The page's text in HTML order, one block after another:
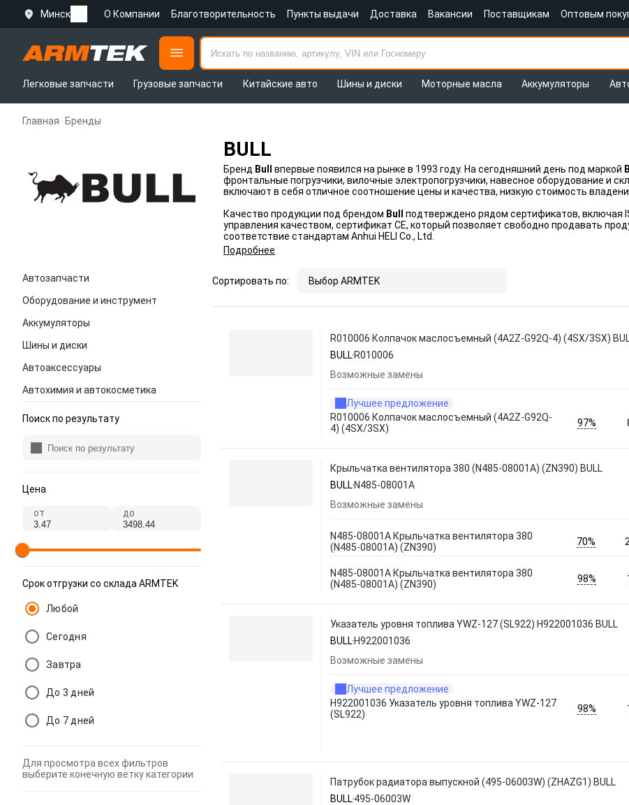
Минск О Компании Благотворительность Пункты выдачи Доставка Вакансии Поставщикам Оптовым
Легковые запчасти
Грузовые запчасти Китайские авто Шины и диски Моторные масла Аккумуляторы
Главная Бренды
BULL
Бренд Bull впервые появился на рынке в 1993 году. На сегодняшний день под маркой
фронтальные погрузчики, вилочные электропогрузчики, навесное оборудование и
включают в себя отличное соотношение цены и качества, низкую стоимость
Качество продукции под брендом Bull
подтверждено рядом сертификатов, включая
управления качеством, сертификат CE, который позволяет свободно продавать
соответствие стандартам Anhui HELI Co., Ltd.
Подробнее
Автозапчасти
Оборудование и инструмент
Аккумуляторы
Шины и диски
Автоаксессуары
Автохимия и автокосметика
Поиск по результату
Цена
от до
Срок отгрузки со склада ARMTEK
Любой
Сегодня
Завтра
До 3 дней
До 7 дней
Для просмотра всех фильтров
выберите конечную ветку категории
Сортировать по: Выбор ARMTEK
R010006 Колпачок маслосъемный (4A2Z-G92Q-4) (4SX/3SX)
BULL R010006
Возможные замены
Лучшее предложение
R010006 Колпачок маслосъемный (4A2Z-G92Q-
4) (4SX/3SX)
97%
Крыльчатка вентилятора 380 (N485-08001A) (ZN390) BULL
BULL N485-08001A
Возможные замены
N485-08001A Крыльчатка вентилятора 380
(N485-08001A) (ZN390)
70% 2
N485-08001A Крыльчатка вентилятора 380
(N485-08001A) (ZN390)
98%
Указатель уровня топлива YWZ-127 (SL922) H922001036 BULL
BULL H922001036
Возможные замены
Лучшее предложение
H922001036 Указатель уровня топлива YWZ-127
(SL922)
98%
Патрубок радиатора выпускной (495-06003W) (ZHAZG1) BULL
BULL495-06003W